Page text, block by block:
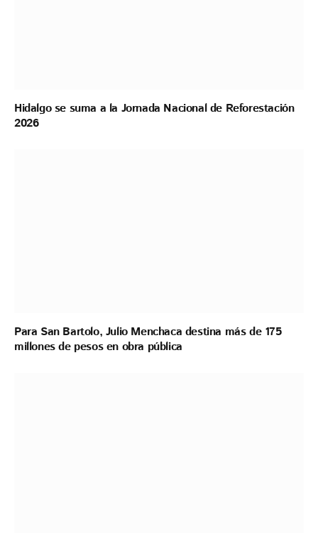
Hidalgo se suma a la Jornada Nacional de Reforestación
2026
Para San Bartolo, Julio Menchaca destina más de 175
millones de pesos en obra pública